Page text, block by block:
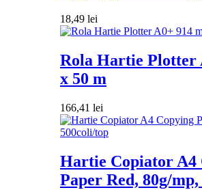
18,49 lei
Rola Hartie Plotter
x 50 m
166,41 lei
Hartie Copiator A4
Paper Red, 80g/